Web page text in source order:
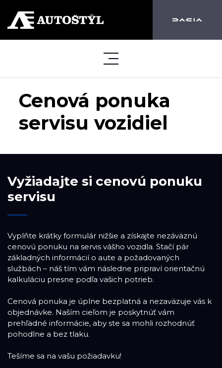
Cenová ponuka
servisu vozidiel
Vyžiadajte si cenovú ponuku
servisu
Vyplňte krátky formulár nižšie a získajte nezáväznú
cenovú ponuku na servis vášho vozidla. Stačí pár
základných informácií o aute a požadovaných
službách – náš tím vám následne pripraví orientačnú
kalkuláciu presne podľa vašich potrieb.
Cenová ponuka je úplne bezplatná a nezaväzuje vás k
objednávke. Naším cieľom je poskytnúť vám
prehľadné informácie, aby ste sa mohli rozhodnúť
pohodlne a bez tlaku.
Tešíme sa na vašu požiadavku!